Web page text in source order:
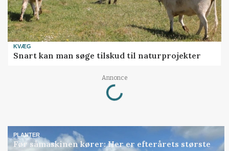
KVÆG
Snart kan man søge tilskud til naturprojekter
Annonce
Loading...
PLANTER
Før såmaskinen kører: Her er efterårets største